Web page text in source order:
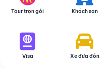
Tour trọn gói Khách sạn
Visa Xe đưa đón